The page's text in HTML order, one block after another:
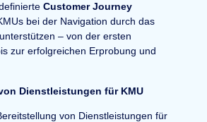
Customer Journey
bei der Navigation durch das
– von der ersten
zur erfolgreichen Erprobung und
Dienstleistungen für KMU
von Dienstleistungen für